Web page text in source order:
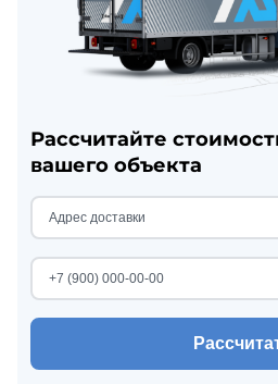
Рассчитайте
вашего объекта